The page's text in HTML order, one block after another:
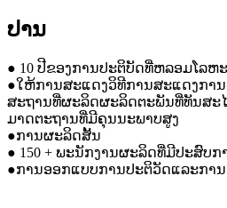
ປານ
● 10 ປີຂອງການປະຕິບັດທີ່ຫລອມໂລຫະ
●ໃຫ້ການສະແດງວິທີການສະແດງກາ
ສະຖານທີ່ຜະລິດຜະລິດຕະພັນທີ່ທັນສະ
ມາດຕະຖານທີ່ມີຄຸນນະພາບສູງ
●ການຜະລິດສັ້ນ
● 150 + ພະນັກງານຜະລິດທີ່ມີປະສົບກ
●ການອອກແບບການປະຕິວັດແລະກາ